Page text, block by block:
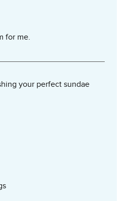
for me.
your perfect sundae